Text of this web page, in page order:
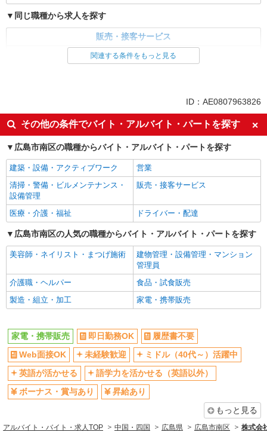
同じ職種から求人を探す
販売・接客サービス
英語が活かせる
ボーナス・賞与あり
日払い
車通勤OK
交通費支給
社会保険あり
社員登用あり
関連する条件をもっと見る
ID：AE0807963826
その他の条件でバイト・アルバイト・パートを探す
広島市南区の職種からバイト・アルバイト・パートを探す
建築・設備・アクティブワーク
営業
清掃・警備・ビルメンテナンス・
設備管理
販売・接客サービス
医療・介護・福祉 ドライバー・配達
広島市南区の人気の職種からバイト・アルバイト・パートを探す
美容師・ネイリスト・まつげ施術
建物管理・設備管理・マンション
管理員
介護職・ヘルパー
食品・試食販売
製造・組立・加工
家電・携帯販売
家電・携帯販売 即日勤務OK
履歴書不要
Web面接OK
未経験歓迎
ミドル（40代～）活躍中
英語が活かせる
語学力を活かせる（英語以外）
ボーナス・賞与あり
昇給あり
もっと見る
アルバイト・バイト・求人TOP 中国・四国 広島県 広島市南区 株式会